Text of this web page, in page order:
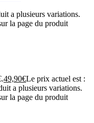
a plusieurs variations.
la page du produit
49,90€Le prix actuel est :
a plusieurs variations.
la page du produit